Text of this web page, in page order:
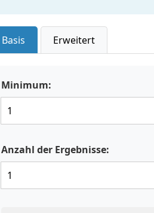
Basis Erweitert
Minimum:
Anzahl der Ergebnisse: